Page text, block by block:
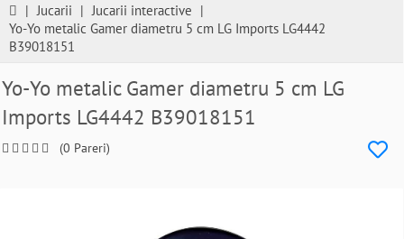
| Jucarii | Jucarii interactive |
Yo-Yo metalic Gamer diametru 5 cm LG Imports LG4442
B39018151
Yo-Yo metalic Gamer diametru 5 cm LG
Imports LG4442 B39018151
(0 Pareri)